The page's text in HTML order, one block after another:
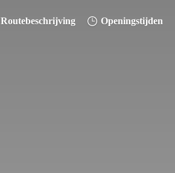
Routebeschrijving Openingstijden